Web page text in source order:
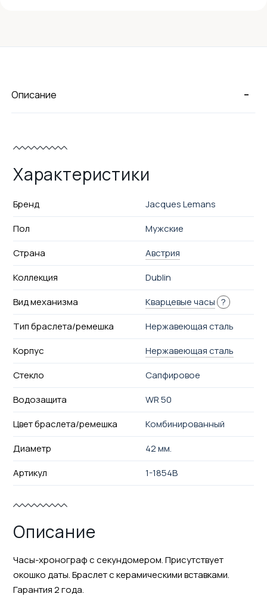
-
Описание
Характеристики
Бренд
Jacques Lemans
Пол
Мужские
Страна
Австрия
Коллекция
Dublin
Вид механизма
Кварцевые часы ?
Тип браслета/ремешка
Нержавеющая сталь
Корпус
Нержавеющая сталь
Стекло
Сапфировое
Водозащита
WR 50
Цвет браслета/ремешка
Комбинированный
Диаметр
42 мм.
Артикул
1-1854B
Описание
Часы-хронограф с секундомером. Присутствует
окошко даты. Браслет с керамическими вставками.
Гарантия 2 года.